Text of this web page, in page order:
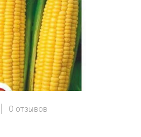
0 отзывов